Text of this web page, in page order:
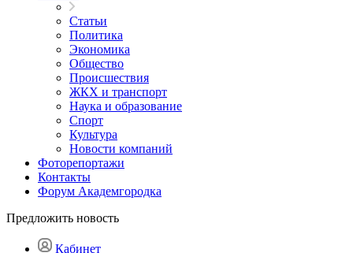
Статьи
Политика
Экономика
Общество
Происшествия
ЖКХ и транспорт
Наука и образование
Спорт
Культура
Новости компаний
Фоторепортажи
Контакты
Форум Академгородка
Предложить новость
Кабинет